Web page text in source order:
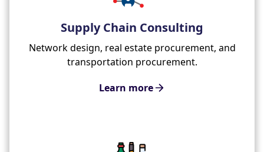
Supply Chain Consulting
Network design, real estate procurement, and
transportation procurement.
Learn more